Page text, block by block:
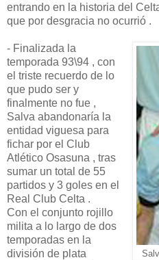
entrando en la historia del
que por desgracia no ocurrió .
- Finalizada la
temporada 93\94 , con
el triste recuerdo de lo
que pudo ser y
finalmente no fue ,
Salva abandonaría la
entidad viguesa para
fichar por el Club
Atlético Osasuna , tras
sumar un total de 55
partidos y 3 goles en el
Real Club Celta .
Con el conjunto rojillo
milita a lo largo de dos
temporadas en la
división de plata